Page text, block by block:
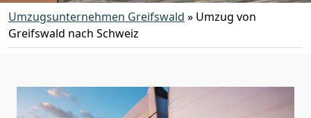
Umzugsunternehmen Greifswald » Umzug von
Greifswald nach Schweiz